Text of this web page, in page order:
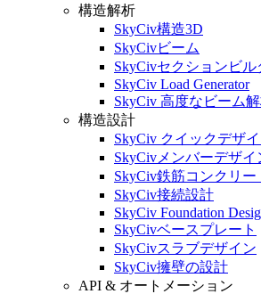
構造解析
SkyCiv構造3D
SkyCivビーム
SkyCivセクションビル
SkyCiv Load Generator
SkyCiv 高度なビーム
構造設計
SkyCiv クイックデザ
SkyCivメンバーデザイ
SkyCiv鉄筋コンクリー
SkyCiv接続設計
SkyCiv Foundation
SkyCivベースプレート
SkyCivスラブデザイン
SkyCiv擁壁の設計
API & オートメーション